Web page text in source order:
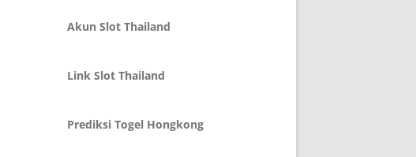
Akun Slot Thailand
Link Slot Thailand
Prediksi Togel Hongkong